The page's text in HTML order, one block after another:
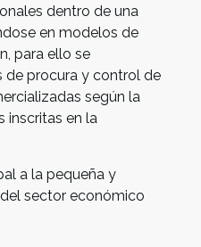
dentro de una
en modelos de
para ello se
de procura y control de
según la
inscritas en la
a la pequeña y
sector económico